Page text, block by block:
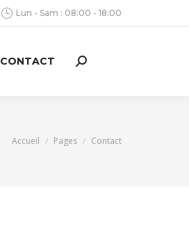
Lun - Sam : 08:00 - 18:00
CONTACT Search:
Vous êtes ici :
Accueil Pages Contact